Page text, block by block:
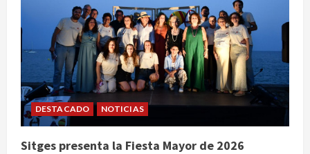
a
s
DESTACADO NOTICIAS
Sitges presenta la Fiesta Mayor de 2026